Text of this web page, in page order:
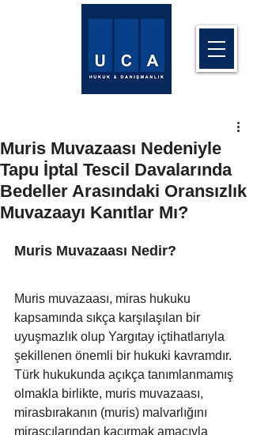
Muris Muvazaası Nedeniyle
Tapu İptal Tescil Davalarında
Bedeller Arasındaki Oransızlık
Muvazaayı Kanıtlar Mı?
Muris Muvazaası Nedir?
Muris muvazaası, miras hukuku
kapsamında sıkça karşılaşılan bir
uyuşmazlık olup Yargıtay içtihatlarıyla
şekillenen önemli bir hukuki kavramdır.
Türk hukukunda açıkça tanımlanmamış
olmakla birlikte, muris muvazaası,
mirasbırakanın (muris) malvarlığını
mirasçılarından kaçırmak amacıyla